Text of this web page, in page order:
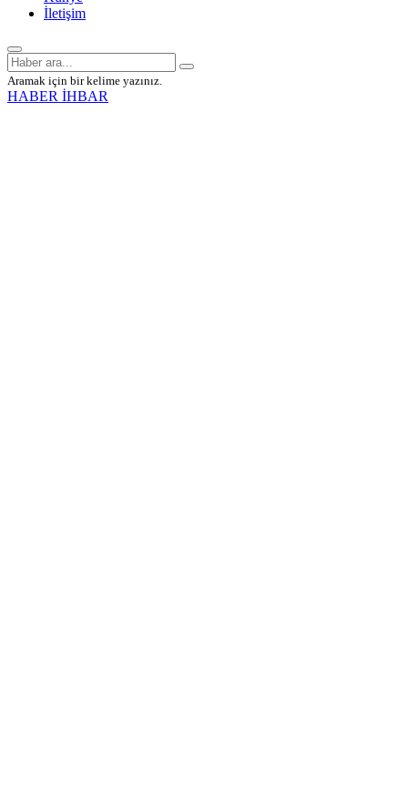
İletişim
Aramak için bir kelime yazınız.
HABER İHBAR